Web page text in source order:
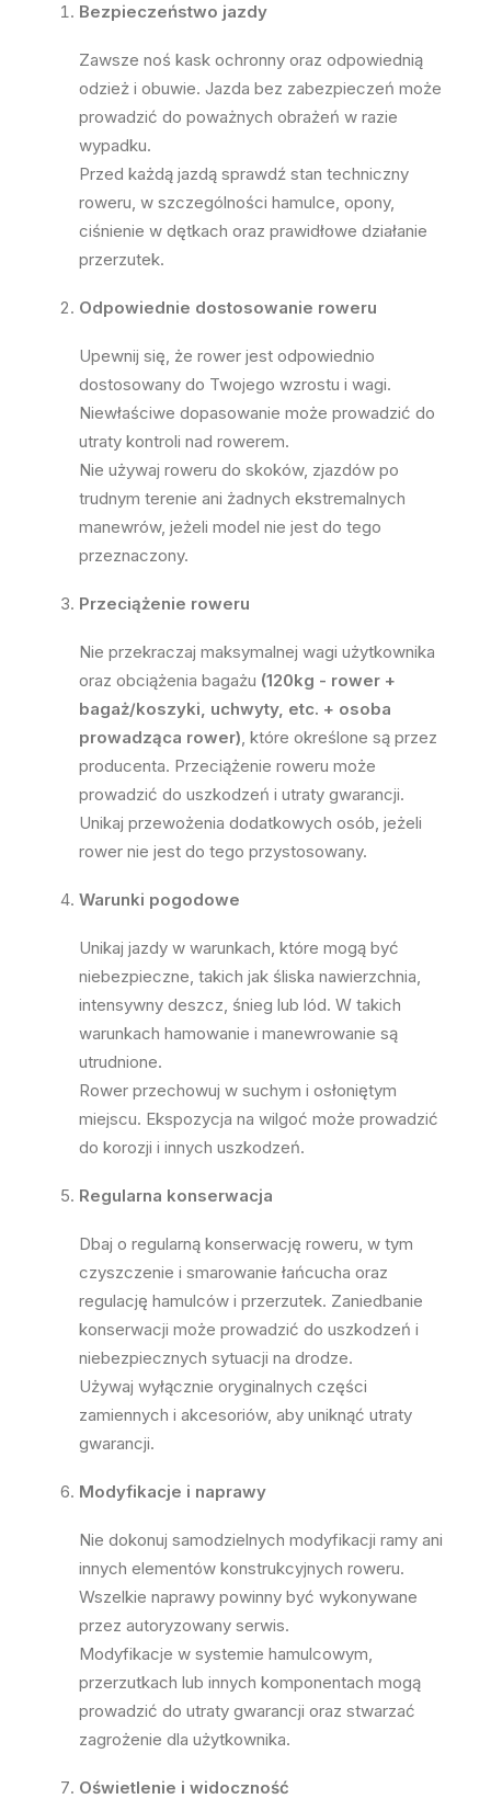
Bezpieczeństwo jazdy
Zawsze noś kask ochronny oraz odpowiednią
odzież i obuwie. Jazda bez zabezpieczeń może
prowadzić do poważnych obrażeń w razie
wypadku.
Przed każdą jazdą sprawdź stan techniczny
roweru, w szczególności hamulce, opony,
ciśnienie w dętkach oraz prawidłowe działanie
przerzutek.
Odpowiednie dostosowanie roweru
Upewnij się, że rower jest odpowiednio
dostosowany do Twojego wzrostu i wagi.
Niewłaściwe dopasowanie może prowadzić do
utraty kontroli nad rowerem.
Nie używaj roweru do skoków, zjazdów po
trudnym terenie ani żadnych ekstremalnych
manewrów, jeżeli model nie jest do tego
przeznaczony.
Przeciążenie roweru
Nie przekraczaj maksymalnej wagi użytkownika
oraz obciążenia bagażu (120kg - rower +
bagaż/koszyki, uchwyty, etc. + osoba
prowadząca rower), które określone są przez
producenta. Przeciążenie roweru może
prowadzić do uszkodzeń i utraty gwarancji.
Unikaj przewożenia dodatkowych osób, jeżeli
rower nie jest do tego przystosowany.
Warunki pogodowe
Unikaj jazdy w warunkach, które mogą być
niebezpieczne, takich jak śliska nawierzchnia,
intensywny deszcz, śnieg lub lód. W takich
warunkach hamowanie i manewrowanie są
utrudnione.
Rower przechowuj w suchym i osłoniętym
miejscu. Ekspozycja na wilgoć może prowadzić
do korozji i innych uszkodzeń.
Regularna konserwacja
Dbaj o regularną konserwację roweru, w tym
czyszczenie i smarowanie łańcucha oraz
regulację hamulców i przerzutek. Zaniedbanie
konserwacji może prowadzić do uszkodzeń i
niebezpiecznych sytuacji na drodze.
Używaj wyłącznie oryginalnych części
zamiennych i akcesoriów, aby uniknąć utraty
gwarancji.
Modyfikacje i naprawy
Nie dokonuj samodzielnych modyfikacji ramy ani
innych elementów konstrukcyjnych roweru.
Wszelkie naprawy powinny być wykonywane
przez autoryzowany serwis.
Modyfikacje w systemie hamulcowym,
przerzutkach lub innych komponentach mogą
prowadzić do utraty gwarancji oraz stwarzać
zagrożenie dla użytkownika.
Oświetlenie i widoczność